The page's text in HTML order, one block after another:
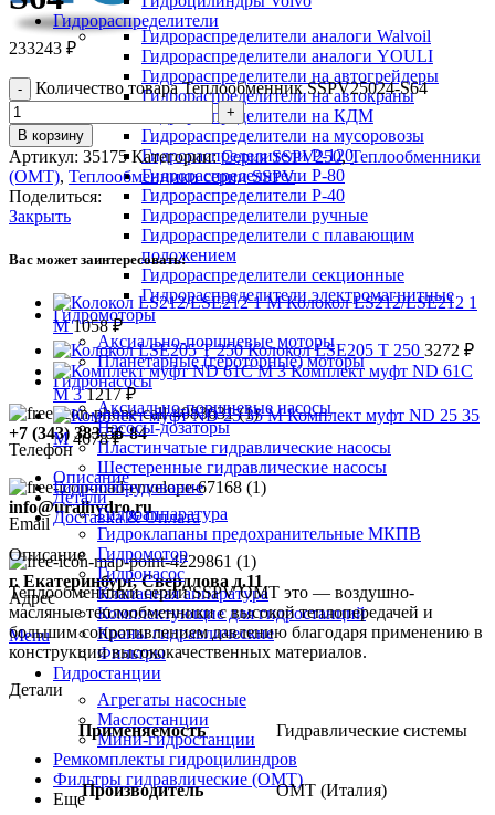
+7 (343) 383-56-84
Телефон
info@uralhydro.ru
Email
г. Екатеринбург, Свердлова д.11
Адрес
Menu
Гидрораспределители
Гидрораспределители аналоги Walvoil
Гидрораспределители аналоги YOULI
Гидрораспределители на автогрейдеры
Гидрораспределители на автокраны
Гидрораспределители на КДМ
Гидрораспределители на мусоровозы
Гидрораспределители Р-120
Гидрораспределители Р-80
Гидрораспределители Р-40
Гидрораспределители ручные
Гидрораспределители с плавающим
положением
Гидрораспределители секционные
Гидрораспределители электромагнитные
Гидромоторы
Аксиально-поршневые моторы
Планетарные (героторные) моторы
Гидронасосы
Аксиально-поршневые насосы
Насосы-дозаторы
Пластинчатые гидравлические насосы
Шестеренные гидравлические насосы
Гидрооборудование
Гидроаппаратура
Гидроклапаны предохранительные МКПВ
Гидромотор
Гидронасос
Клапанная аппаратура
Комплектующие для гидростанций
Краны гидравлические
Фильтры
Гидростанции
Агрегаты насосные
Маслостанции
Мини-гидростанции
Ремкомплекты гидроцилиндров
Фильтры гидравлические (OMT)
Еще
233243 ₽
Количество товара Теплообменник SSPV25024-S64
В корзину
Артикул: 35175Категории: Серия SSPV250, Теплообменники
(OMT), Теплообменники серии SSPV
Поделиться:
Закрыть
Вас может заинтересовать:
Колокол LS212/LSE212 1
M1058₽
Колокол LSE205 T 250 3272 ₽
Комплект муфт ND 61C
M 31217₽
Комплект муфт ND 25 35
M4678₽
Описание
Детали
Доставка & Оплата
Описание
Теплообменники серии SSPV OMT это — воздушно-
масляные теплообменники с высокой теплопередачей и
большим сопротивлением давлению благодаря применению в
конструкции высококачественных материалов.
Детали
Применяемость Гидравлические системы
Производитель OMT (Италия)